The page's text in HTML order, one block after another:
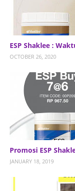
ESP Shaklee :
OCTOBER 26, 2020
Promosi ESP
JANUARY 18, 2019